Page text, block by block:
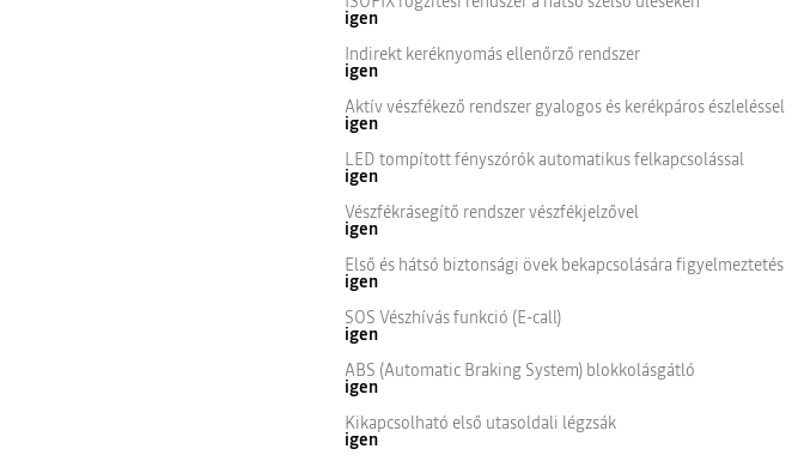
igen
Indirekt keréknyomás ellenőrző rendszer
igen
Aktív vészfékező rendszer gyalogos és kerékpáros észleléssel
igen
LED tompított fényszórók automatikus felkapcsolással
igen
Vészfékrásegítő rendszer vészfékjelzővel
igen
Első és hátsó biztonsági övek bekapcsolására figyelmeztetés
igen
SOS Vészhívás funkció (E-call)
igen
ABS (Automatic Braking System) blokkolásgátló
igen
Kikapcsolható első utasoldali légzsák
igen